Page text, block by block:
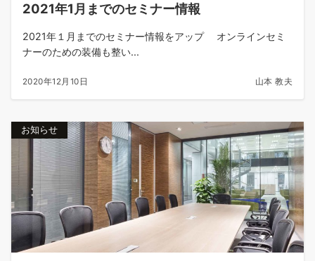
2021年1月までのセミナー情報
2021年１月までのセミナー情報をアップ オンラインセミ
ナーのための装備も整い...
2020年12月10日 山本 教夫
お知らせ